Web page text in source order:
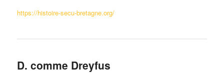
https://histoire-secu-bretagne.org/
D. comme Dreyfus